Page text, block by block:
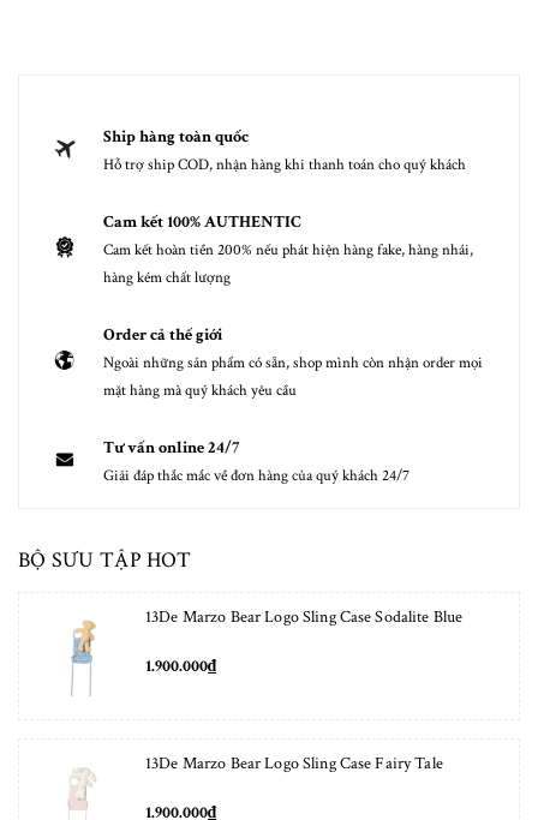
Ship hàng toàn quốc
Hỗ trợ ship COD, nhận hàng khi thanh toán cho quý khách
Cam kết 100% AUTHENTIC
Cam kết hoàn tiền 200% nếu phát hiện hàng fake, hàng nhái,
hàng kém chất lượng
Order cả thế giới
Ngoài những sản phẩm có sẵn, shop mình còn nhận order mọi
mặt hàng mà quý khách yêu cầu
Tư vấn online 24/7
Giải đáp thắc mắc về đơn hàng của quý khách 24/7
BỘ SƯU TẬP HOT
13De Marzo Bear Logo Sling Case Sodalite Blue
1.900.000₫
13De Marzo Bear Logo Sling Case Fairy Tale
1.900.000₫